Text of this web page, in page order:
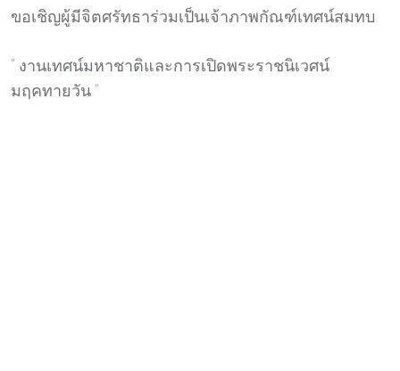
ขอเชิญผู้มีจิตศรัทธาร่วมเป็นเจ้าภาพกัณฑ์เทศน์สมทบ
“ งานเทศน์มหาชาติและการเปิดพระราชนิเวศน์
มฤคทายวัน ”